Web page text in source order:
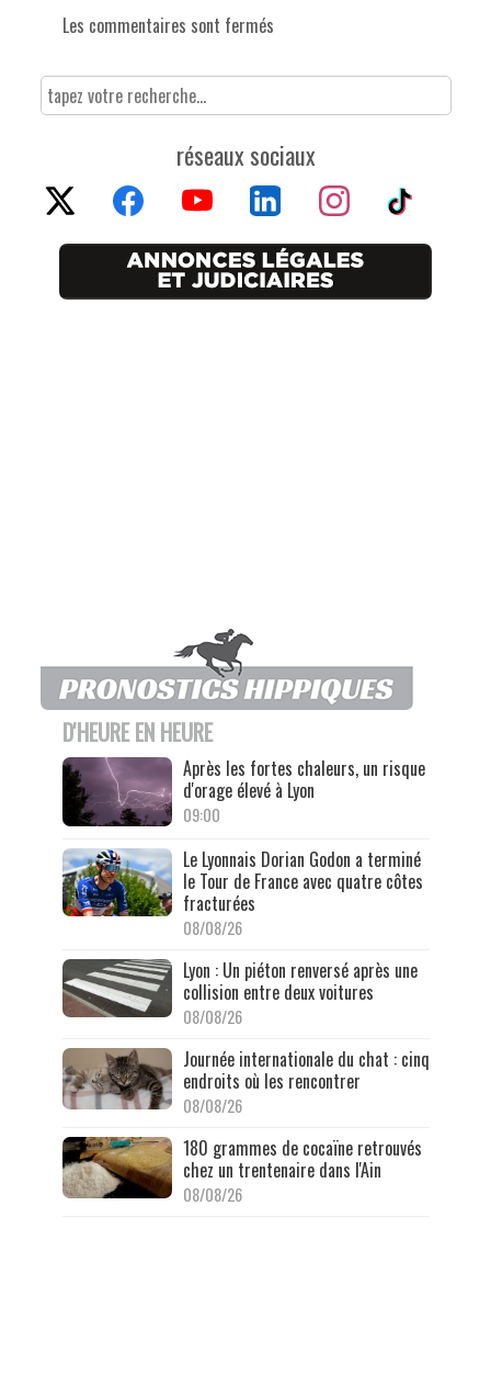
Les commentaires sont fermés
réseaux sociaux
D'HEURE EN HEURE
Après les fortes chaleurs, un risque
d'orage élevé à Lyon
09:00
Le Lyonnais Dorian Godon a terminé
le Tour de France avec quatre côtes
fracturées
08/08/26
Lyon : Un piéton renversé après une
collision entre deux voitures
08/08/26
Journée internationale du chat : cinq
endroits où les rencontrer
08/08/26
180 grammes de cocaïne retrouvés
chez un trentenaire dans l'Ain
08/08/26